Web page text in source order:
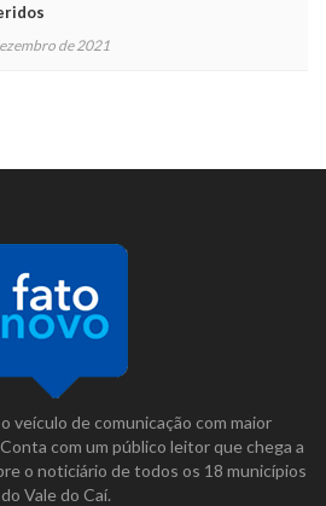
de 2021
veículo de comunicação com maior
com um público leitor que chega a
o noticiário de todos os 18 municípios
do Vale do Caí.